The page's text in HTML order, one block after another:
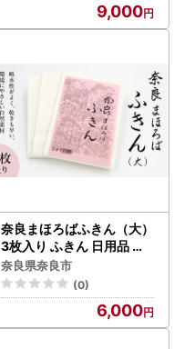
9,000
奈良まほろばふきん（大）
3枚入り ふきん 日用品 岡
井麻布
奈良県奈良市
(0)
6,000